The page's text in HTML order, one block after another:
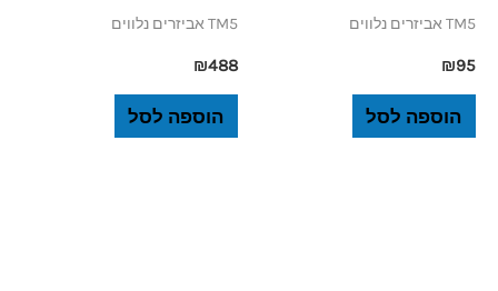
TM5 אביזרים נלווים
₪95
הוספה לסל
TM5 אביזרים נלווים
₪488
הוספה לסל